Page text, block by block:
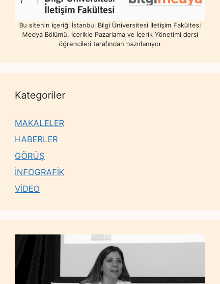
Bu sitenin içeriği İstanbul Bilgi Üniversitesi İletişim Fakültesi
Medya Bölümü, İçerikle Pazarlama ve İçerik Yönetimi dersi
öğrencileri tarafından hazırlanıyor
Kategoriler
MAKALELER
HABERLER
GÖRÜŞ
İNFOGRAFİK
VİDEO